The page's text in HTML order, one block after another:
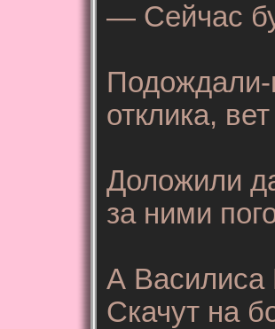
— Сейчас
Подождали-
отклика,
Доложили
за ними
А Василиса
Скачут на